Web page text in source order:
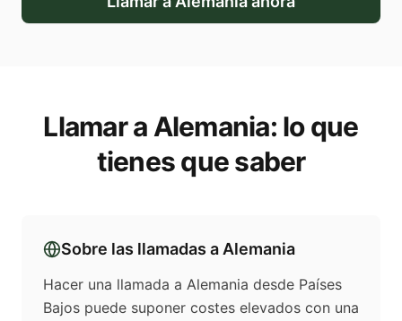
Llamar a Alemania: lo que
tienes que saber
Sobre las llamadas a Alemania
Hacer una llamada a Alemania desde Países
Bajos puede suponer costes elevados con una